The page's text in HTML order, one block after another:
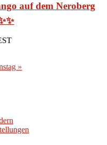
auf dem Neroberg
»